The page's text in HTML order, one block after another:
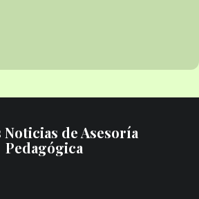
de Asesoría
Pedagógica